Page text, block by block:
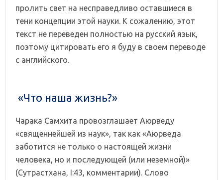
пролить свет на несправедливо оставшиеся в
тени концепции этой науки. К сожалению, этот
текст не переведен полностью на русский язык,
поэтому цитировать его я буду в своем переводе
с английского.
«Что наша жизнь?»
Чарака Самхита провозглашает Аюрведу
«священнейшей из наук», так как «Аюрведа
заботится не только о настоящей жизни
человека, но и последующей (или неземной)»
(Сутрастхана, I:43, комментарии). Слово